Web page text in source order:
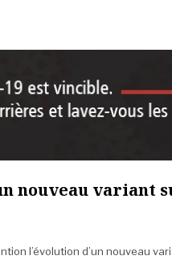
nouveau variant
l’évolution d’un nouveau